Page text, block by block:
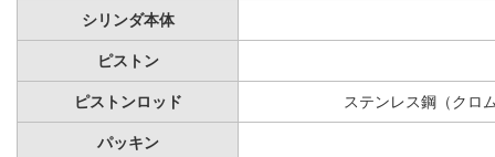
シリンダ本体
ピストン
ピストンロッド ステンレス鋼（クロ
パッキン